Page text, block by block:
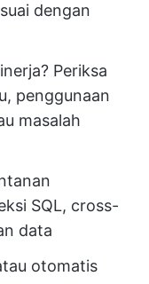
dengan
Periksa
penggunaan
masalah
SQL, cross-
data
otomatis